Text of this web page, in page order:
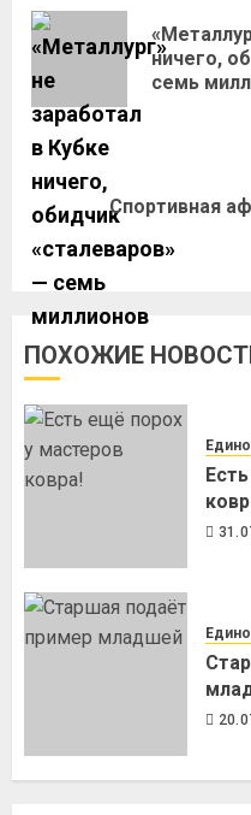
ничего,
семь
Спортивная
ПОХОЖИЕ